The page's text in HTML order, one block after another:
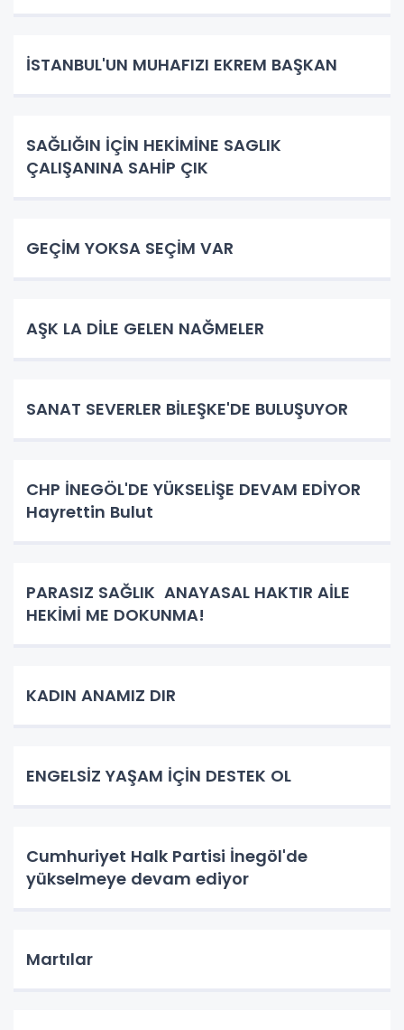
İSTANBUL'UN MUHAFIZI EKREM BAŞKAN
SAĞLIĞIN İÇİN HEKİMİNE SAGLIK
ÇALIŞANINA SAHİP ÇIK
GEÇİM YOKSA SEÇİM VAR
AŞK LA DİLE GELEN NAĞMELER
SANAT SEVERLER BİLEŞKE'DE BULUŞUYOR
CHP İNEGÖL'DE YÜKSELİŞE DEVAM EDİYOR
Hayrettin Bulut
PARASIZ SAĞLIK ANAYASAL HAKTIR AİLE
HEKİMİ ME DOKUNMA!
KADIN ANAMIZ DIR
ENGELSİZ YAŞAM İÇİN DESTEK OL
Cumhuriyet Halk Partisi İnegöl'de
yükselmeye devam ediyor
Martılar